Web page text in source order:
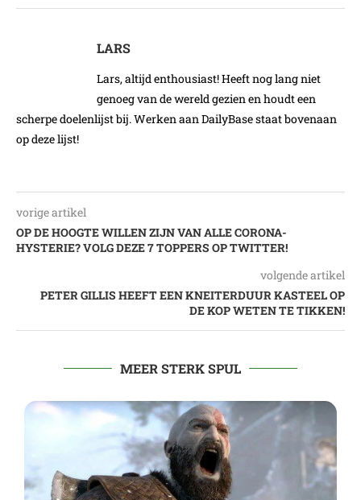
LARS
Lars, altijd enthousiast! Heeft nog lang niet
genoeg van de wereld gezien en houdt een
scherpe doelenlijst bij. Werken aan DailyBase staat bovenaan
op deze lijst!
vorige artikel
OP DE HOOGTE WILLEN ZIJN VAN ALLE CORONA-
HYSTERIE? VOLG DEZE 7 TOPPERS OP TWITTER!
volgende artikel
PETER GILLIS HEEFT EEN KNEITERDUUR KASTEEL OP
DE KOP WETEN TE TIKKEN!
MEER STERK SPUL